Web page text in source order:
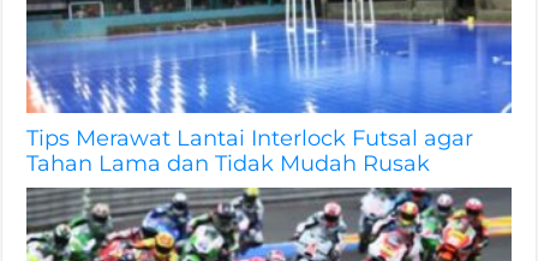
Tips Merawat Lantai Interlock Futsal agar
Tahan Lama dan Tidak Mudah Rusak